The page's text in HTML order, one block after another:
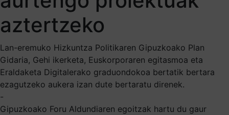
aztertzeko
Lan-eremuko Hizkuntza Politikaren Gipuzkoako Plan
Gidaria, Gehi ikerketa, Euskorporaren egitasmoa eta
Eraldaketa Digitalerako graduondokoa bertatik bertara
ezagutzeko aukera izan dute bertaratu direnek.
-
Gipuzkoako Foru Aldundiaren egoitzak hartu du gaur